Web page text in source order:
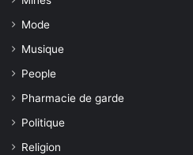
Mode
Musique
People
Pharmacie de garde
Politique
Religion